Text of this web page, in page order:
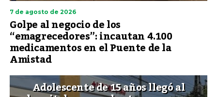
7 de agosto de 2026
Golpe al negocio de los
“emagrecedores”: incautan 4.100
medicamentos en el Puente de la
Amistad
Adolescente de 15 años llegó al